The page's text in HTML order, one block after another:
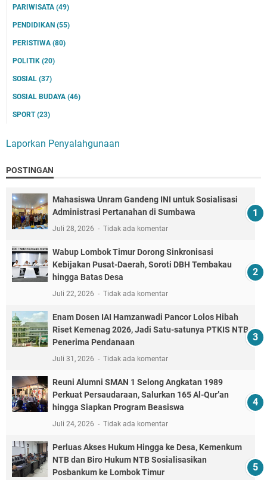
PARIWISATA (49)
PENDIDIKAN (55)
PERISTIWA (80)
POLITIK (20)
SOSIAL (37)
SOSIAL BUDAYA (46)
SPORT(23)
Laporkan Penyalahgunaan
POSTINGAN
Mahasiswa Unram Gandeng INI untuk Sosialisasi
Administrasi Pertanahan di Sumbawa
Juli 28, 2026 Tidak ada komentar
Wabup Lombok Timur Dorong Sinkronisasi
Kebijakan Pusat-Daerah, Soroti DBH Tembakau
hingga Batas Desa
Juli 22, 2026 Tidak ada komentar
Enam Dosen IAI Hamzanwadi Pancor Lolos Hibah
Riset Kemenag 2026, Jadi Satu-satunya PTKIS NTB
Penerima Pendanaan
Juli 31, 2026 Tidak ada komentar
Reuni Alumni SMAN 1 Selong Angkatan 1989
Perkuat Persaudaraan, Salurkan 165 Al-Qur’an
hingga Siapkan Program Beasiswa
Juli 24, 2026 Tidak ada komentar
Perluas Akses Hukum Hingga ke Desa, Kemenkum
NTB dan Biro Hukum NTB Sosialisasikan
Posbankum ke Lombok Timur